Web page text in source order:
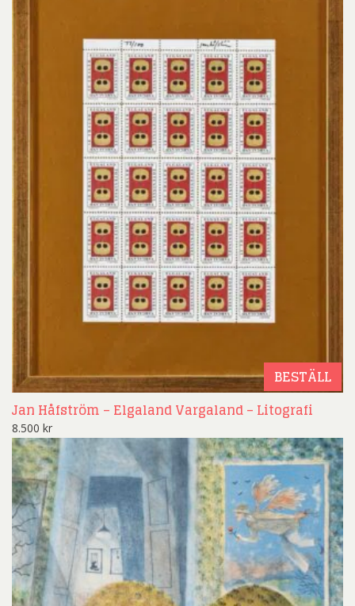
BESTÄLL
Jan Håfström – Elgaland Vargaland – Litografi
8.500 kr